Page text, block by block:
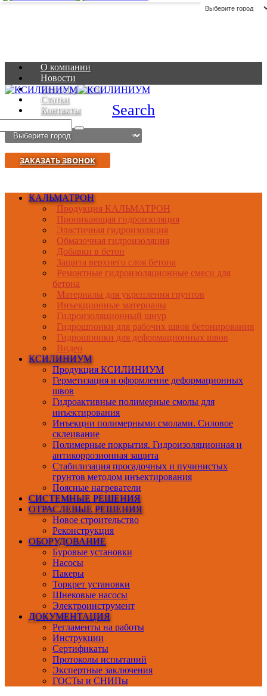
О компании
Новости
Благодарности
Статьи
Контакты
Search
ЗАКАЗАТЬ ЗВОНОК
КАЛЬМАТРОН
Продукция КАЛЬМАТРОН
Проникающая гидроизоляция
Эластичная гидроизоляция
Обмазочная гидроизоляция
Добавки в бетон
Защита верхнего слоя бетона
Ремонтные гидроизоляционные смеси для
бетона
Материалы для укрепления грунтов
Инъекционные материалы
Гидроизоляционный шнур
Гидрошпонки для рабочих швов бетонирования
Гидрошпонки для деформационных швов
Видео
КСИЛИНИУМ
Продукция КСИЛИНИУМ
Герметизация и оформление деформационных
швов
Гидроактивные полимерные смолы для
инъектирования
Инъекции полимерными смолами. Силовое
склеивание
Полимерные покрытия. Гидроизоляционная и
антикоррозионная защита
Стабилизация просадочных и пучинистых
грунтов методом инъектирования
Поясные нагреватели
СИСТЕМНЫЕ РЕШЕНИЯ
ОТРАСЛЕВЫЕ РЕШЕНИЯ
Новое строительство
Реконструкция
ОБОРУДОВАНИЕ
Буровые установки
Насосы
Пакеры
Торкрет установки
Шнековые насосы
Электроинструмент
ДОКУМЕНТАЦИЯ
Регламенты на работы
Инструкции
Сертификаты
Протоколы испытаний
Экспертные заключения
ГОСТы и СНИПы